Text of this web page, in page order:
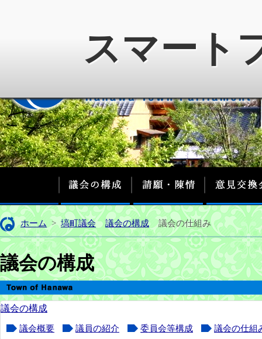
スマート
議会の構成 請願・陳情
ホーム > 塙町議会 議会の構成 議会の仕組み
議会の構成
議会の構成
議会概要 議員の紹介 委員会等構成 議会の仕組